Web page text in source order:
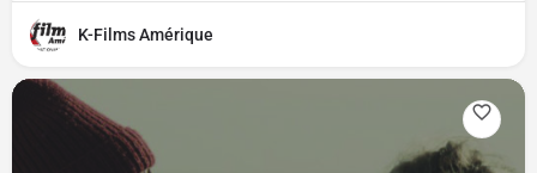
K-Films Amérique